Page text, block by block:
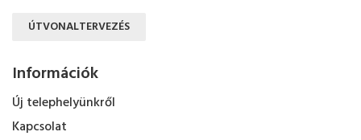
ÚTVONALTERVEZÉS
Információk
Új telephelyünkről
Kapcsolat